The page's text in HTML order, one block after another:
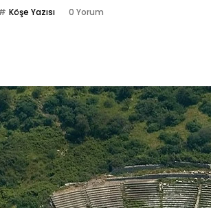
Köşe Yazısı 0 Yorum